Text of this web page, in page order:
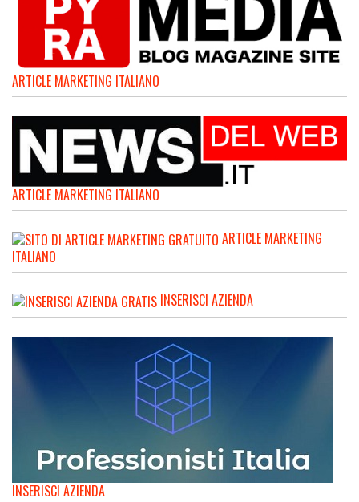
ARTICLE MARKETING ITALIANO
ARTICLE MARKETING ITALIANO
ARTICLE MARKETING
ITALIANO
INSERISCI AZIENDA
INSERISCI AZIENDA